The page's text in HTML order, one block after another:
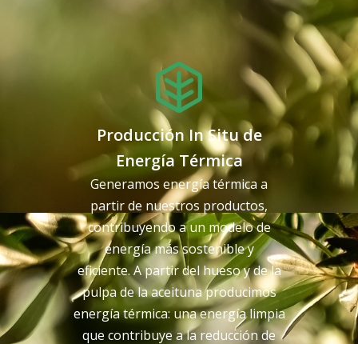
Producción In Situ de
Energía Térmica
Generamos energía térmica a
partir de nuestros productos,
contribuyendo a un modelo de
energía más sostenible y
eficiente. A partir del hueso y de la
pulpa de la aceituna producimos
energía térmica: una energía limpia
que contribuye a la reducción de